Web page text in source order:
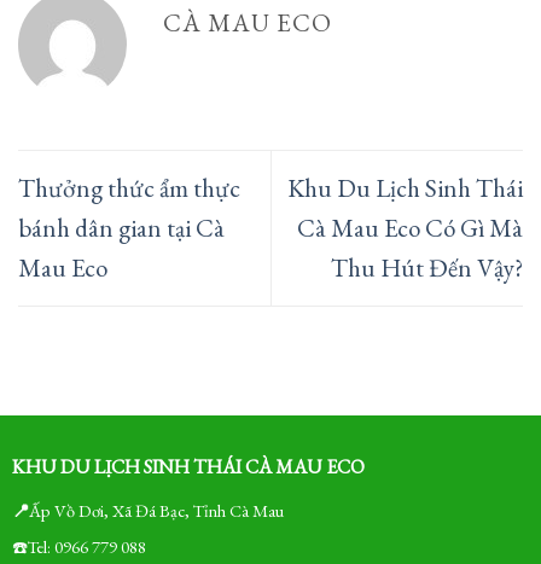
CÀ MAU ECO
Thưởng thức ẩm thực
bánh dân gian tại Cà
Mau Eco
Khu Du Lịch Sinh Thái
Cà Mau Eco Có Gì Mà
Thu Hút Đến Vậy?
KHU DU LỊCH SINH THÁI CÀ MAU ECO
📍Ấp Vồ Dơi, Xã Đá Bạc, Tỉnh Cà Mau
☎️Tel: 0966 779 088